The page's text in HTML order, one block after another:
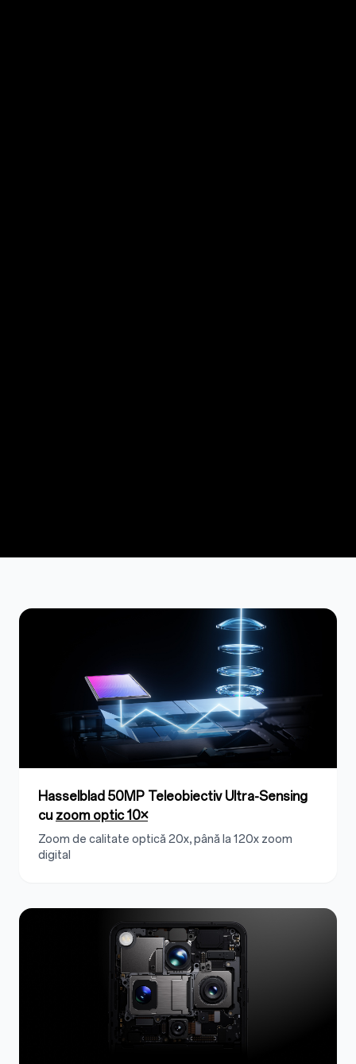
Hasselblad 50MP Teleobiectiv Ultra-Sensing
cu zoom optic 10×
Zoom de calitate optică 20x, până la 120x zoom
digital